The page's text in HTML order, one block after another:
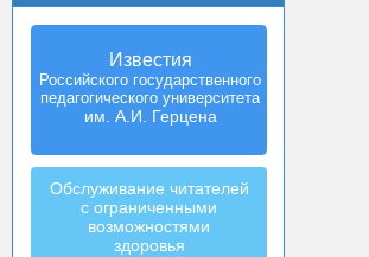
Известия
Российского государственного
педагогического университета
им. А.И. Герцена
Izvestia:
Herzen University
Journal of
Humanities & Sciences
Обслуживание читателей
с ограниченными
возможностями
здоровья